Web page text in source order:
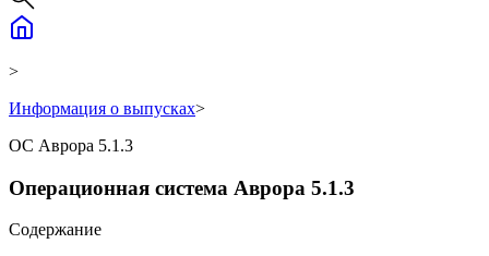
>
Информация о выпусках>
ОС Аврора 5.1.3
Операционная система Аврора 5.1.3
Содержание